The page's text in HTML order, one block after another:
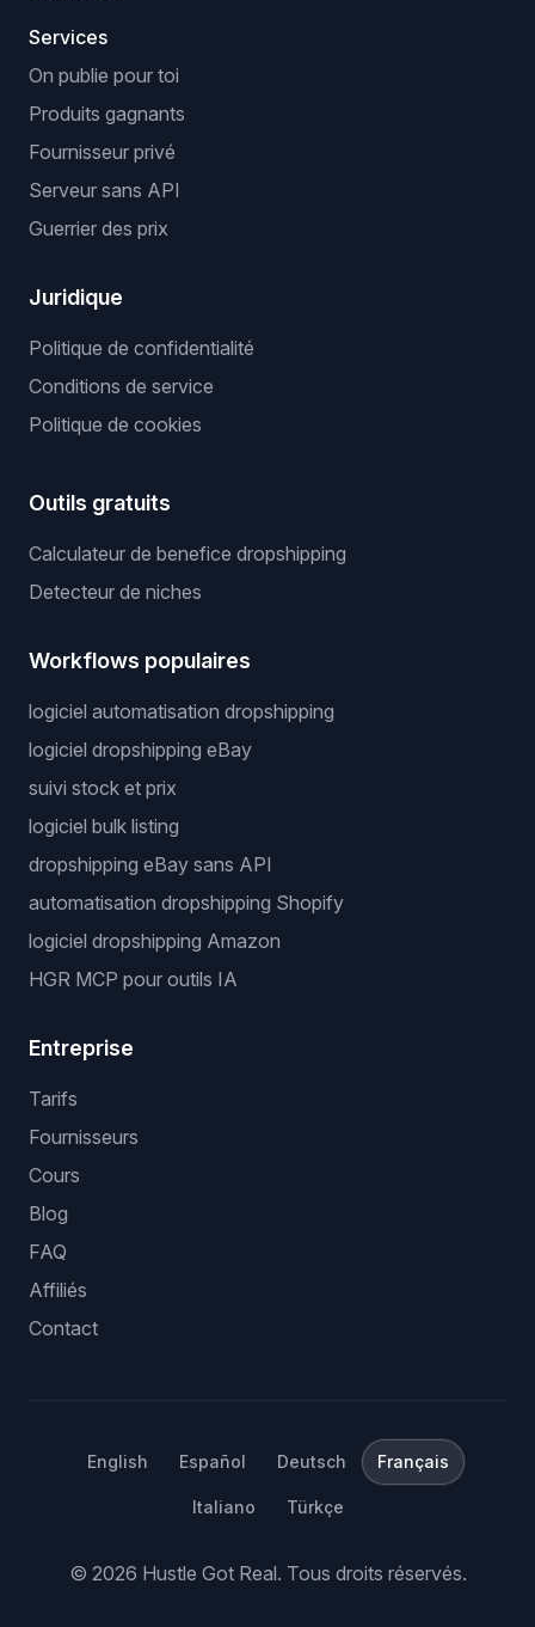
Services
On publie pour toi
Produits gagnants
Fournisseur privé
Serveur sans API
Guerrier des prix
Juridique
Politique de confidentialité
Conditions de service
Politique de cookies
Outils gratuits
Calculateur de benefice dropshipping
Detecteur de niches
Workflows populaires
logiciel automatisation dropshipping
logiciel dropshipping eBay
suivi stock et prix
logiciel bulk listing
dropshipping eBay sans API
automatisation dropshipping Shopify
logiciel dropshipping Amazon
HGR MCP pour outils IA
Entreprise
Tarifs
Fournisseurs
Cours
Blog
FAQ
Affiliés
Contact
English Español Deutsch Français
Italiano Türkçe
© 2026 Hustle Got Real. Tous droits réservés.